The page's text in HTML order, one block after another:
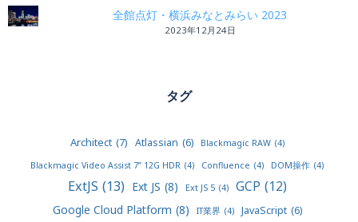
全館点灯・横浜みなとみらい 2023
2023年12月24日
タグ
Architect (7) Atlassian (6) Blackmagic RAW (4)
Blackmagic Video Assist 7” 12G HDR (4) Confluence (4) DOM操作 (4)
ExtJS (13) Ext JS (8) Ext JS 5 (4) GCP (12)
Google Cloud Platform (8) IT業界 (4) JavaScript (6)